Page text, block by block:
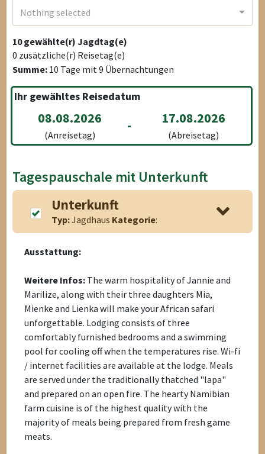
Nothing selected
10gewählte(r) Jagdtag(e)
0 zusätzliche(r) Reisetag(e)
Summe: 10 Tage mit9 Übernachtungen
Ihr gewähltes Reisedatum
08.08.2026
(Anreisetag)
- 17.08.2026
(Abreisetag)
Tagespauschale mit Unterkunft
Unterkunft
Typ:Jagdhaus Kategorie:
Ausstattung:
Weitere Infos: The warm hospitality of Jannie and
Marilize, along with their three daughters Mia,
Mienke and Lienka will make your African safari
unforgettable. Lodging consists of three
comfortably furnished bedrooms and a swimming
pool for cooling off when the temperatures rise. Wi-fi
/ internet facilities are available at the lodge. Meals
are served under the traditionally thatched "lapa"
and prepared on an open fire. The hearty Namibian
farm cuisine is of the highest quality with the
majority of meals being prepared from fresh game
meats.